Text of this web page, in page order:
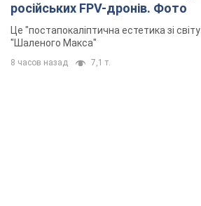
російських FPV-дронів. Фото
Це "постапокаліптична естетика зі світу
"Шаленого Макса"
8 часов назад 7,1 т.